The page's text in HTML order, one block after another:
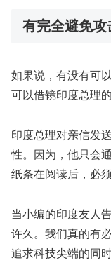
有完全避免攻
如果说，有没有可
可以借镜印度总理的
印度总理对亲信发
性。因为，他只会
纸条在阅读后，必
当小编的印度友人
许久。我们真的有
追求科技尖端的同